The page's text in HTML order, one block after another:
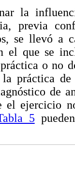
la
previa
se llevó a
el que se
o no
práctica
de
el ejercicio
5